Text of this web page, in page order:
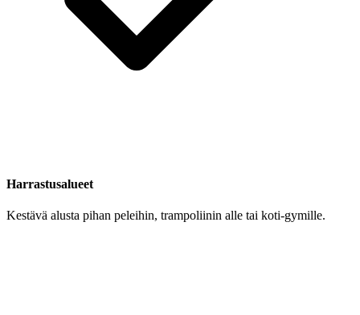
Harrastusalueet
Kestävä alusta pihan peleihin, trampoliinin alle tai koti-gymille.